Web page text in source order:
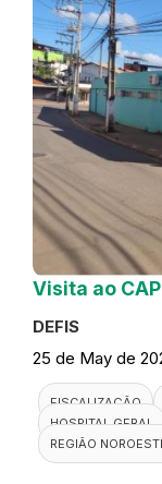
Visita ao
DEFIS
25 de May de
FISCALIZAÇÃO
HOSPITAL GERAL
REGIÃO